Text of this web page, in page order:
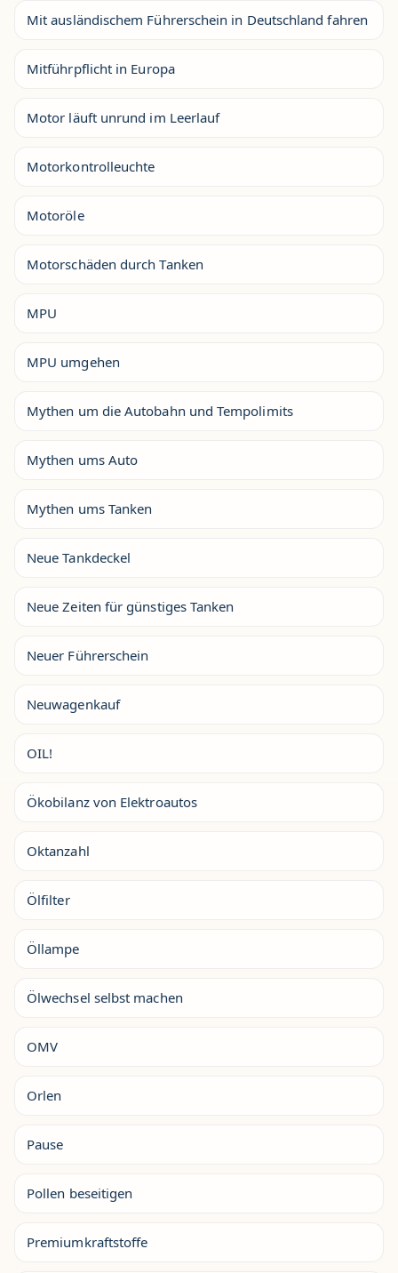
Mit ausländischem Führerschein in Deutschland fahren
Mitführpflicht in Europa
Motor läuft unrund im Leerlauf
Motorkontrolleuchte
Motoröle
Motorschäden durch Tanken
MPU
MPU umgehen
Mythen um die Autobahn und Tempolimits
Mythen ums Auto
Mythen ums Tanken
Neue Tankdeckel
Neue Zeiten für günstiges Tanken
Neuer Führerschein
Neuwagenkauf
OIL!
Ökobilanz von Elektroautos
Oktanzahl
Ölfilter
Öllampe
Ölwechsel selbst machen
OMV
Orlen
Pause
Pollen beseitigen
Premiumkraftstoffe